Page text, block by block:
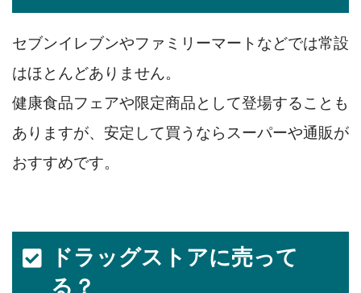
セブンイレブンやファミリーマートなどでは常設
はほとんどありません。
健康食品フェアや限定商品として登場することも
ありますが、安定して買うならスーパーや通販が
おすすめです。
ドラッグストアに売って
る？